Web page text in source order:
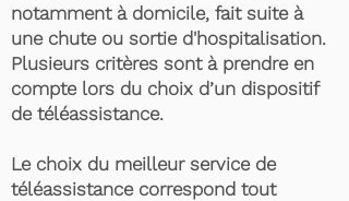
notamment à domicile, fait suite à
une chute ou sortie d'hospitalisation.
Plusieurs critères sont à prendre en
compte lors du choix d’un dispositif
de téléassistance.
Le choix du meilleur service de
téléassistance correspond tout